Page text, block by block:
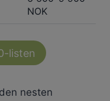
NOK
listen
nesten